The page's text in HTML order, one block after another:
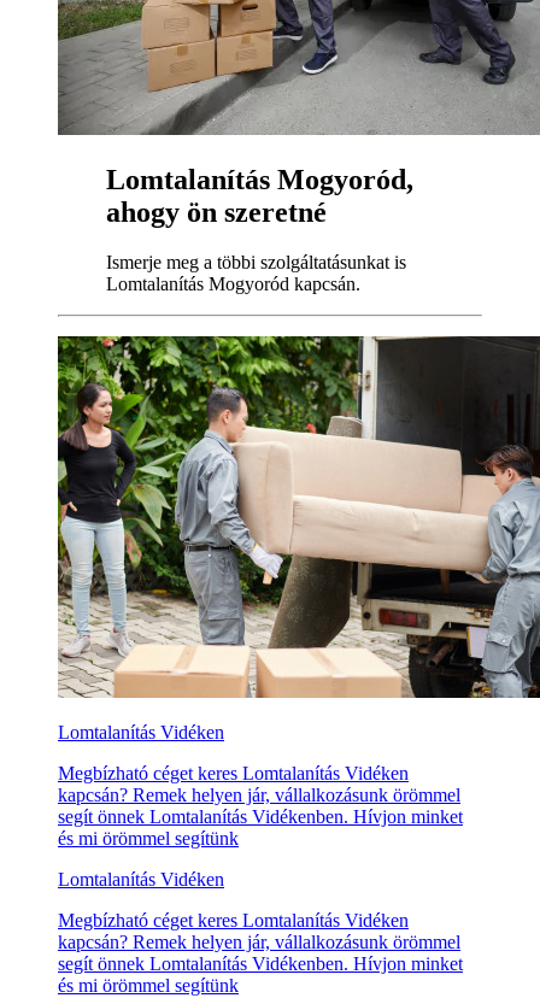
Lomtalanítás Mogyoród,
ahogy ön szeretné
Ismerje meg a többi szolgáltatásunkat is
Lomtalanítás Mogyoród kapcsán.
Lomtalanítás Vidéken
Megbízható céget keres Lomtalanítás Vidéken
kapcsán? Remek helyen jár, vállalkozásunk örömmel
segít önnek Lomtalanítás Vidékenben. Hívjon minket
és mi örömmel segítünk
Lomtalanítás Vidéken
Megbízható céget keres Lomtalanítás Vidéken
kapcsán? Remek helyen jár, vállalkozásunk örömmel
segít önnek Lomtalanítás Vidékenben. Hívjon minket
és mi örömmel segítünk